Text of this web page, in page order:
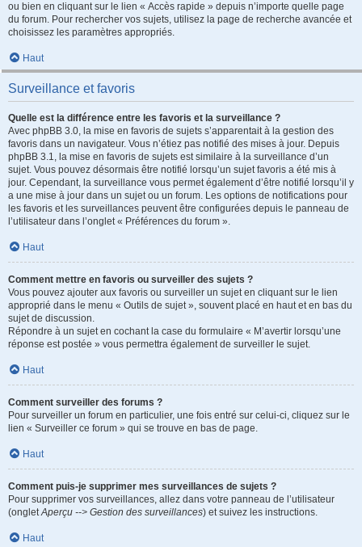
ou bien en cliquant sur le lien « Accès rapide » depuis n’importe quelle page
du forum. Pour rechercher vos sujets, utilisez la page de recherche avancée et
choisissez les paramètres appropriés.
Haut
Surveillance et favoris
Quelle est la différence entre les favoris et la surveillance ?
Avec phpBB 3.0, la mise en favoris de sujets s’apparentait à la gestion des
favoris dans un navigateur. Vous n’étiez pas notifié des mises à jour. Depuis
phpBB 3.1, la mise en favoris de sujets est similaire à la surveillance d’un
sujet. Vous pouvez désormais être notifié lorsqu’un sujet favoris a été mis à
jour. Cependant, la surveillance vous permet également d’être notifié lorsqu’il y
a une mise à jour dans un sujet ou un forum. Les options de notifications pour
les favoris et les surveillances peuvent être configurées depuis le panneau de
l’utilisateur dans l’onglet « Préférences du forum ».
Haut
Comment mettre en favoris ou surveiller des sujets ?
Vous pouvez ajouter aux favoris ou surveiller un sujet en cliquant sur le lien
approprié dans le menu « Outils de sujet », souvent placé en haut et en bas du
sujet de discussion.
Répondre à un sujet en cochant la case du formulaire « M’avertir lorsqu’une
réponse est postée » vous permettra également de surveiller le sujet.
Haut
Comment surveiller des forums ?
Pour surveiller un forum en particulier, une fois entré sur celui-ci, cliquez sur le
lien « Surveiller ce forum » qui se trouve en bas de page.
Haut
Comment puis-je supprimer mes surveillances de sujets ?
Pour supprimer vos surveillances, allez dans votre panneau de l’utilisateur
(ongletAperçu --> Gestion des surveillances) et suivez les instructions.
Haut